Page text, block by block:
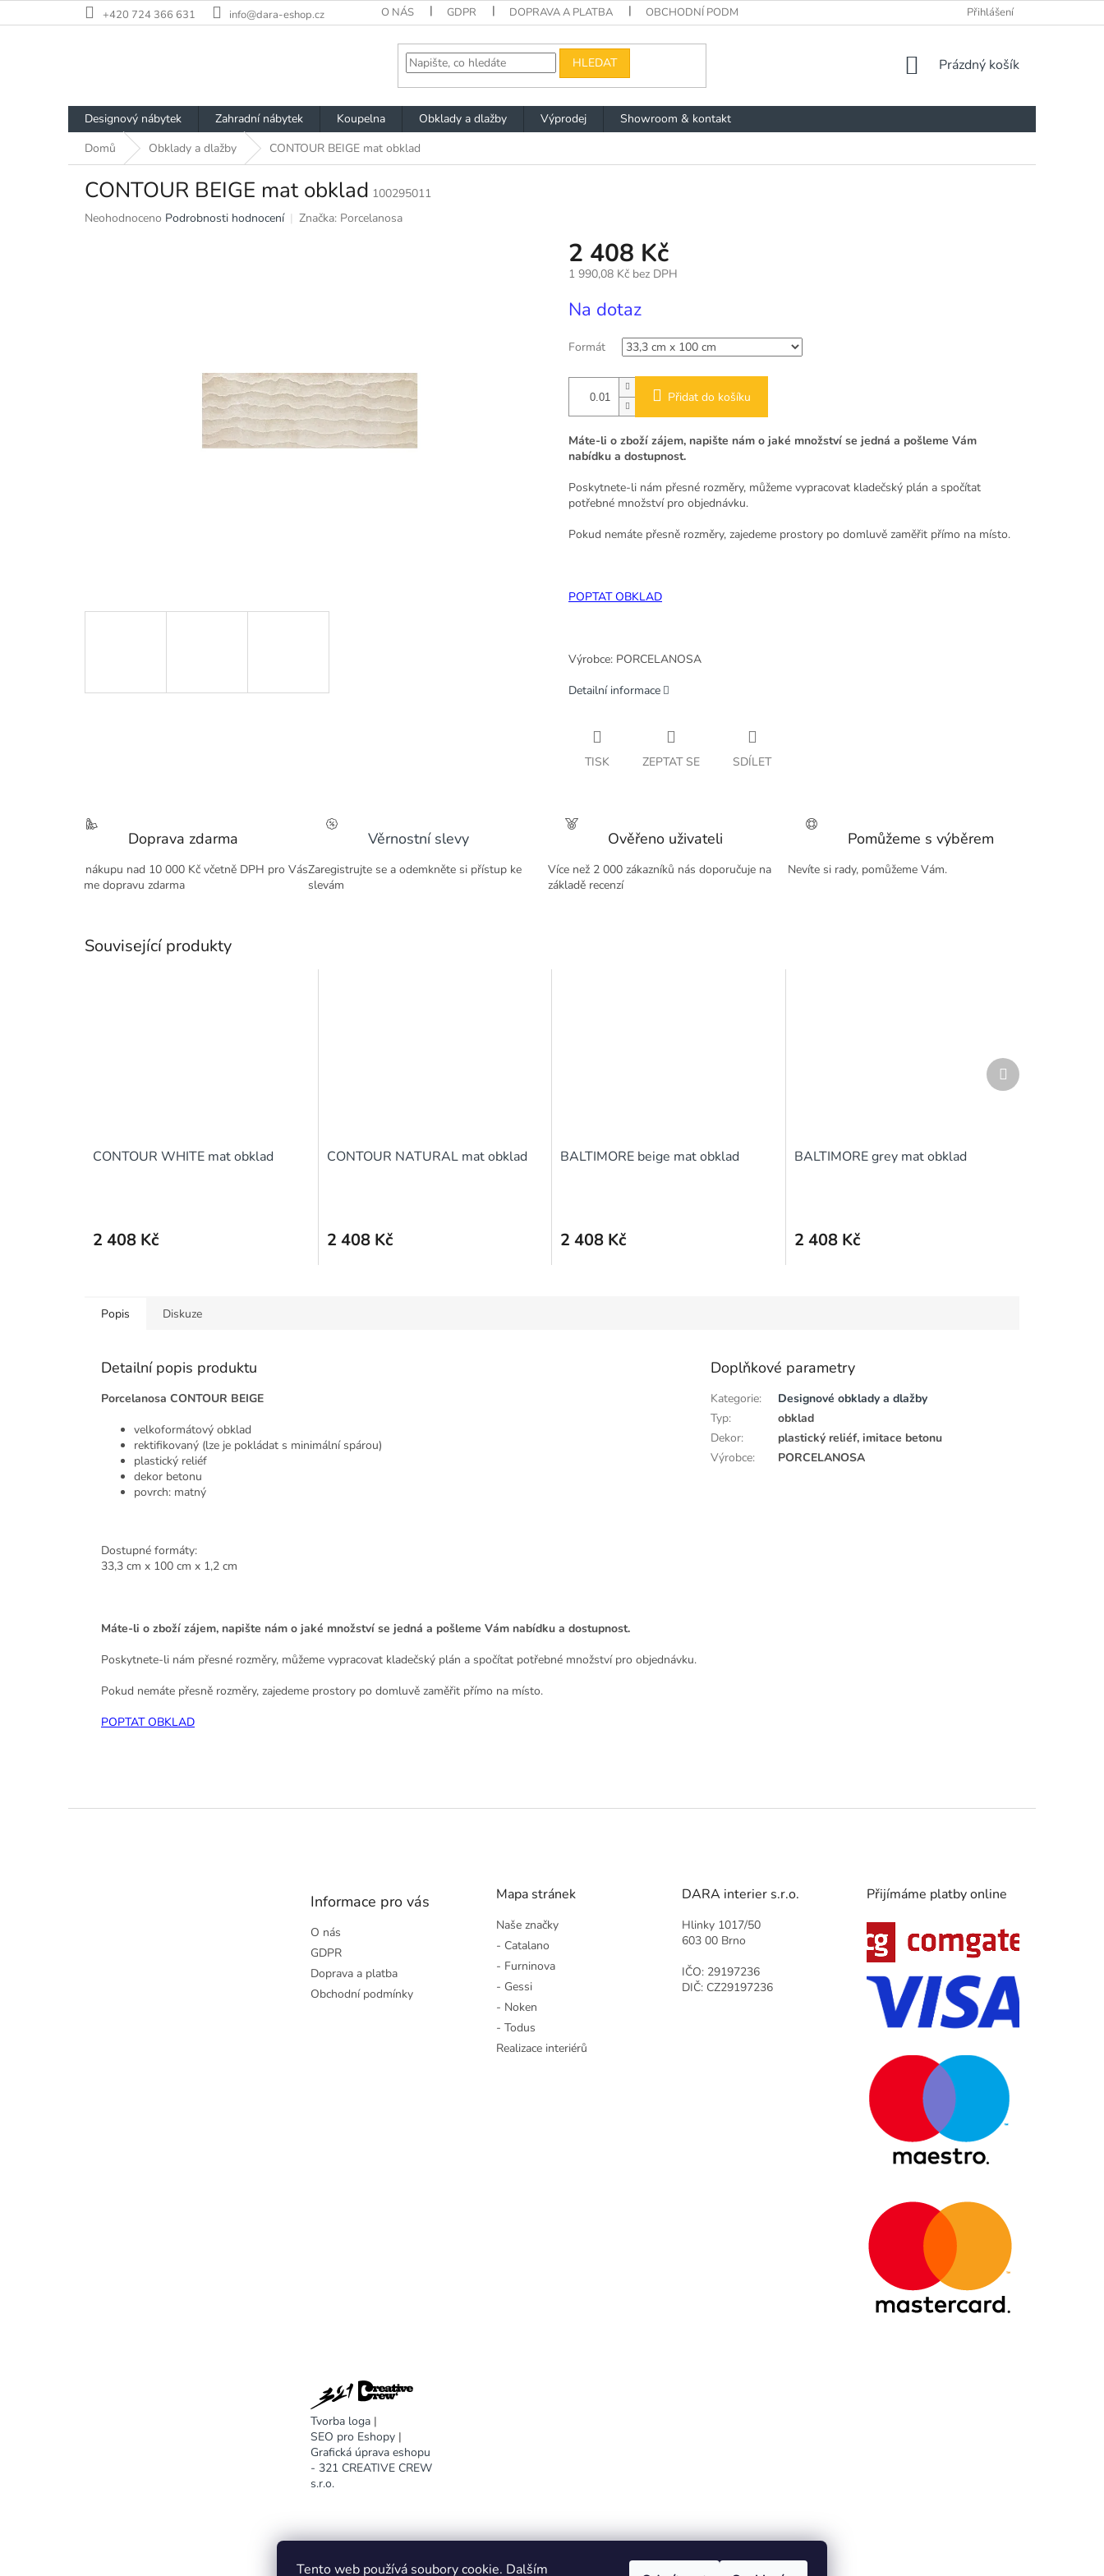
Tento web používá soubory cookie. Dalším
na
+420 724 366 631 info@dara-eshop.cz O NÁS GDPR DOPRAVA A PLATBA OBCHODNÍ PODMÍNKY Přihlášení
HLEDAT
NÁKUPNÍ
Prázdný košík
Designový nábytek Zahradní nábytek Koupelna Obklady a dlažby Výprodej
Showroom & kontakt
Domů
Obklady a dlažby CONTOUR BEIGE mat obklad
CONTOUR BEIGE mat obklad 100295011
Průměrné
Neohodnoceno Podrobnosti hodnocení Značka: Porcelanosa
2 408 Kč
1 990,08 Kč bez DPH
cena:
Na dotaz
Formát
Přidat do košíku
Máte-li o zboží zájem, napište nám o jaké množství se jedná a pošleme Vám
nabídku a dostupnost.
Poskytnete-li nám přesné rozměry, můžeme vypracovat kladečský plán a spočítat
potřebné množství pro objednávku.
Pokud nemáte přesně rozměry, zajedeme prostory po domluvě zaměřit přímo na místo.
POPTAT OBKLAD
Výrobce: PORCELANOSA
Detailní informace
TISK ZEPTAT SE SDÍLET
Doprava zdarma
Při nákupu nad 10 000 Kč včetně DPH pro Vás
máme dopravu zdarma
Věrnostní slevy
Zaregistrujte se a odemkněte si přístup ke
slevám
Ověřeno uživateli
Více než 2 000 zákazníků nás doporučuje na
základě recenzí
Pomůžeme s výběrem
Nevíte si rady, pomůžeme Vám.
Související produkty
CONTOUR WHITE mat obklad
2 408 Kč
CONTOUR NATURAL mat obklad
2 408 Kč
BALTIMORE beige mat obklad
2 408 Kč
BALTIMORE grey mat obklad
2 408 Kč
Další
produkt
Popis Diskuze
Detailní popis produktu
Porcelanosa CONTOUR BEIGE
velkoformátový obklad
rektifikovaný (lze je pokládat s minimální spárou)
plastický reliéf
dekor betonu
povrch: matný
Dostupné formáty:
33,3 cm x 100 cm x 1,2 cm
Máte-li o zboží zájem, napište nám o jaké množství se jedná a pošleme Vám nabídku a dostupnost.
Poskytnete-li nám přesné rozměry, můžeme vypracovat kladečský plán a spočítat potřebné množství pro objednávku.
Pokud nemáte přesně rozměry, zajedeme prostory po domluvě zaměřit přímo na místo.
POPTAT OBKLAD
Doplňkové parametry
Kategorie:
Designové obklady a dlažby
Typ:
obklad
Dekor:
plastický reliéf, imitace betonu
Výrobce: PORCELANOSA
Informace pro vás
O nás
GDPR
Doprava a platba
Obchodní podmínky
Mapa stránek
Naše značky
- Catalano
- Furninova
- Gessi
- Noken
- Todus
Realizace interiérů
DARA interier s.r.o.
Hlinky 1017/50
603 00 Brno
IČO: 29197236
DIČ: CZ29197236
Přijímáme platby online
Tvorba loga |
SEO pro Eshopy |
Grafická úprava eshopu
- 321 CREATIVE CREW
s.r.o.